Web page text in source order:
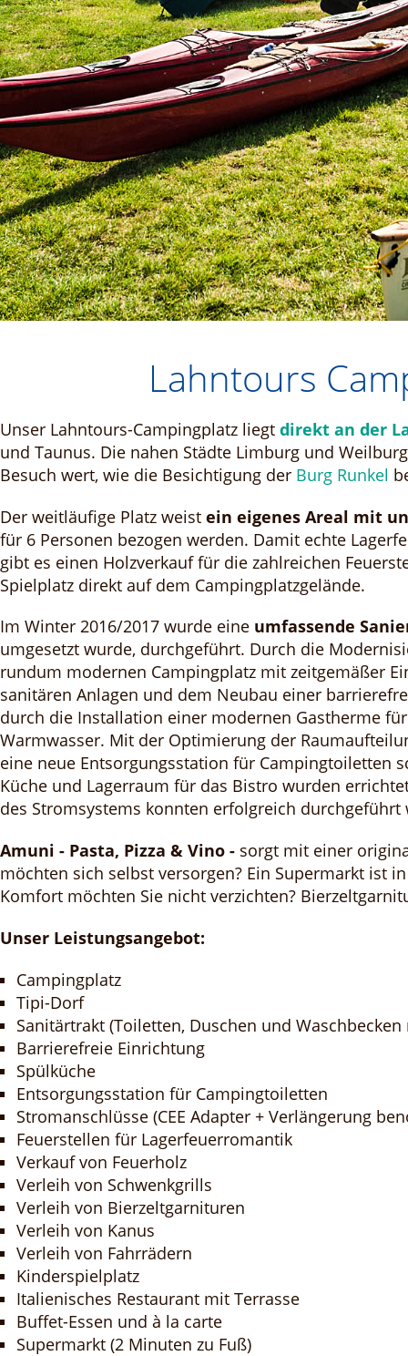
Lahntours
Unser Lahntours-Campingplatz liegt direkt an der
und Taunus. Die nahen Städte Limburg und
Besuch wert, wie die Besichtigung der Burg Runkel
Der weitläufige Platz weist ein eigenes Areal mit
für 6 Personen bezogen werden. Damit echte
gibt es einen Holzverkauf für die zahlreichen
Spielplatz direkt auf dem Campingplatzgelände.
Im Winter 2016/2017 wurde eine umfassende
umgesetzt wurde, durchgeführt. Durch die
rundum modernen Campingplatz mit zeitgemäßer
sanitären Anlagen und dem Neubau einer
durch die Installation einer modernen Gastherme
Warmwasser. Mit der Optimierung der
eine neue Entsorgungsstation für Campingtoiletten
Küche und Lagerraum für das Bistro wurden
des Stromsystems konnten erfolgreich durchgeführt
Amuni - Pasta, Pizza & Vino - sorgt mit einer
möchten sich selbst versorgen? Ein Supermarkt ist
Komfort möchten Sie nicht verzichten?
Unser Leistungsangebot:
Campingplatz
Tipi-Dorf
Sanitärtrakt (Toiletten, Duschen und
Barrierefreie Einrichtung
Spülküche
Entsorgungsstation für Campingtoiletten
Stromanschlüsse (CEE Adapter + Verlängerung
Feuerstellen für Lagerfeuerromantik
Verkauf von Feuerholz
Verleih von Schwenkgrills
Verleih von Bierzeltgarnituren
Verleih von Kanus
Verleih von Fahrrädern
Kinderspielplatz
Italienisches Restaurant mit Terrasse
Buffet-Essen und à la carte
Supermarkt (2 Minuten zu Fuß)